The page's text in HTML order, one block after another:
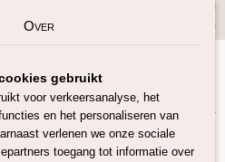
(0)
DHG> Pippi: 100% scheerwol
Over
gebruikt
voor verkeersanalyse, het
en het personaliseren van
verlenen we onze sociale
toegang tot informatie over